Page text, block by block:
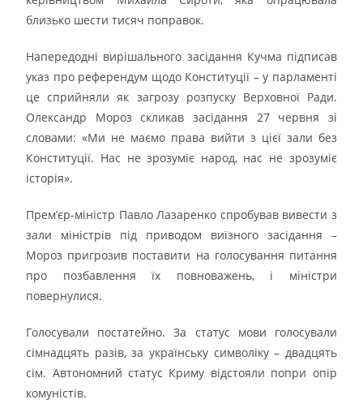
близько шести тисяч поправок.
Напередодні вирішального засідання Кучма підписав
указ про референдум щодо Конституції – у парламенті
це сприйняли як загрозу розпуску Верховної Ради.
Олександр Мороз скликав засідання 27 червня зі
словами: «Ми не маємо права вийти з цієї зали без
Конституції. Нас не зрозуміє народ, нас не зрозуміє
історія».
Прем’єр-міністр Павло Лазаренко спробував вивести з
зали міністрів під приводом виїзного засідання –
Мороз пригрозив поставити на голосування питання
про позбавлення їх повноважень, і міністри
повернулися.
Голосували постатейно. За статус мови голосували
сімнадцять разів, за українську символіку – двадцять
сім. Автономний статус Криму відстояли попри опір
комуністів.